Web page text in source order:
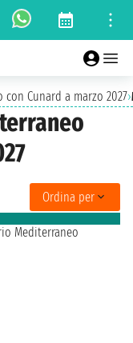
Cunard a marzo 2027›
Ordina per